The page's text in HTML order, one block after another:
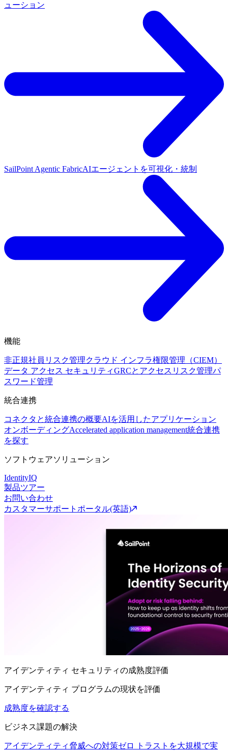
ューション
SailPoint Agentic FabricAIエージェントを可視化・統制
機能
非正規社員リスク管理クラウド インフラ権限管理（CIEM）
データ アクセス セキュリティGRCとアクセスリスク管理パ
スワード管理
統合連携
コネクタと統合連携の概要AIを活用したアプリケーション
オンボーディングAccelerated application management統合連携
を探す
ソフトウェアソリューション
IdentityIQ
製品ツアー
お問い合わせ
カスタマーサポートポータル(英語)
アイデンティティ セキュリティの成熟度評価
アイデンティティ プログラムの現状を評価
成熟度を確認する
ビジネス課題の解決
アイデンティティ脅威への対策ゼロ トラストを大規模で実